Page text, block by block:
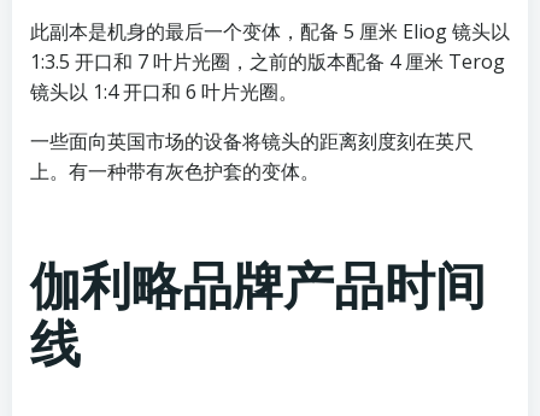
此副本是机身的最后一个变体，配备 5 厘米 Eliog 镜头以
1:3.5 开口和 7 叶片光圈，之前的版本配备 4 厘米 Terog
镜头以 1:4 开口和 6 叶片光圈。
一些面向英国市场的设备将镜头的距离刻度刻在英尺
上。有一种带有灰色护套的变体。
伽利略品牌产品时间
线